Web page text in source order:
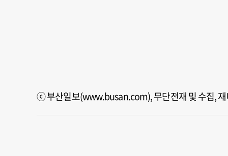
ⓒ 부산일보(www.busan.com), 무단전재 및 수집,